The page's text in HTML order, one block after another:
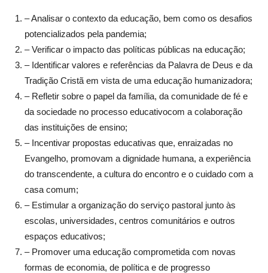
– Analisar o contexto da educação, bem como os desafios
potencializados pela pandemia;
– Verificar o impacto das políticas públicas na educação;
– Identificar valores e referências da Palavra de Deus e da
Tradição Cristã em vista de uma educação humanizadora;
– Refletir sobre o papel da família, da comunidade de fé e
da sociedade no processo educativocom a colaboração
das instituições de ensino;
– Incentivar propostas educativas que, enraizadas no
Evangelho, promovam a dignidade humana, a experiência
do transcendente, a cultura do encontro e o cuidado com a
casa comum;
– Estimular a organização do serviço pastoral junto às
escolas, universidades, centros comunitários e outros
espaços educativos;
– Promover uma educação comprometida com novas
formas de economia, de política e de progresso